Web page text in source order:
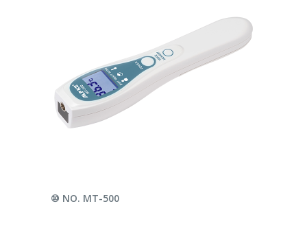
LEER MÁS
⑩ NO. MT-500